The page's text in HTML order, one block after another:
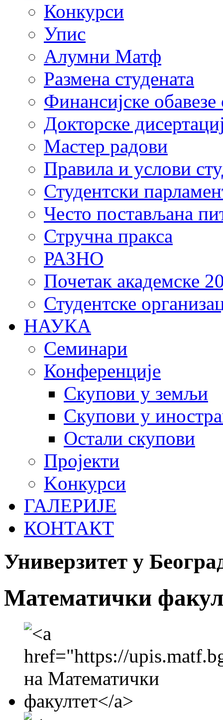
Конкурси
Упис
Алумни Матф
Размена студената
Финансијске обавезе
Докторске
Мастер радови
Правила и услови
Студентски
Често постављана
Стручна пракса
РАЗНО
Почетак академске
Студентске
НАУКА
Семинари
Конференције
Скупови у земљи
Скупови у
Остали скупови
Пројекти
Koнкурси
ГАЛЕРИЈЕ
КОНТАКТ
Универзитет у
Математички